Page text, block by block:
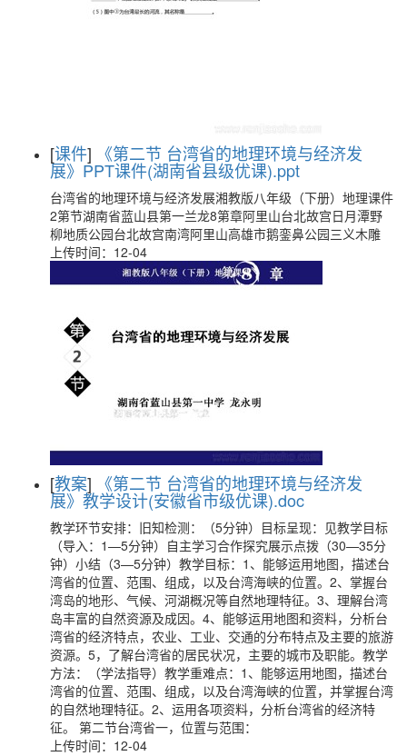
[课件] 《第二节 台湾省的地理环境与经济发
展》PPT课件(湖南省县级优课).ppt
台湾省的地理环境与经济发展湘教版八年级（下册）地理课件
2第节湖南省蓝山县第一兰龙8第章阿里山台北故宫日月潭野
柳地质公园台北故宫南湾阿里山高雄市鹅銮鼻公园三义木雕
上传时间：12-04
[教案] 《第二节 台湾省的地理环境与经济发
展》教学设计(安徽省市级优课).doc
教学环节安排：旧知检测：（5分钟）目标呈现：见教学目标
（导入：1—5分钟）自主学习合作探究展示点拨（30—35分
钟）小结（3—5分钟）教学目标：1、能够运用地图，描述台
湾省的位置、范围、组成，以及台湾海峡的位置。2、掌握台
湾岛的地形、气候、河湖概况等自然地理特征。3、理解台湾
岛丰富的自然资源及成因。4、能够运用地图和资料，分析台
湾省的经济特点，农业、工业、交通的分布特点及主要的旅游
资源。5，了解台湾省的居民状况，主要的城市及职能。教学
方法：（学法指导）教学重难点：1、能够运用地图，描述台
湾省的位置、范围、组成，以及台湾海峡的位置，并掌握台湾
的自然地理特征。2、运用各项资料，分析台湾省的经济特
征。 第二节台湾省一，位置与范围：
上传时间：12-04